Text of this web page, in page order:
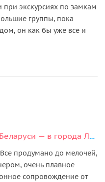
при экскурсиях по замкам
группы, пока
он как бы уже все и
Путешествие по западной Беларуси — в города Лида и Гродно
продумано до мелочей,
очень плавное
сопровождение от